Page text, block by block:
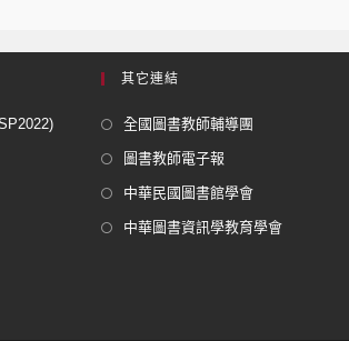
其它連結
全國圖書教師輔導團
圖書教師電子報
中華民國圖書館學會
中華圖書資訊學教育學會